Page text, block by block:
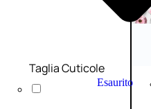
Esaurito
Taglia Cuticole